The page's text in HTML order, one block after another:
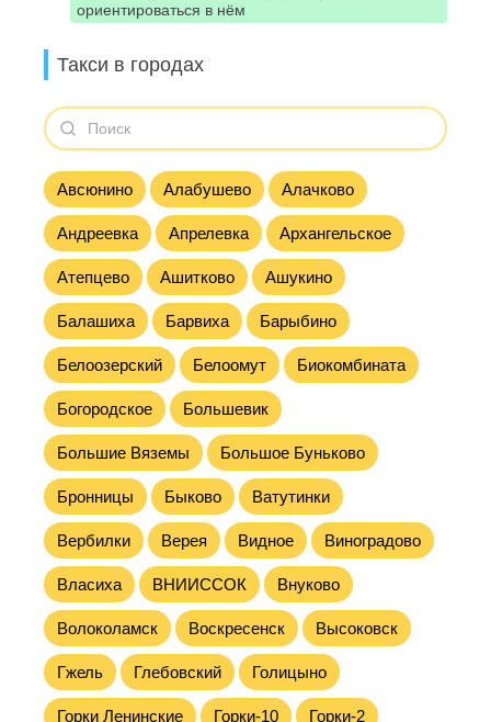
ориентироваться в нём
Такси в городах
Авсюнино Алабушево Алачково
Андреевка Апрелевка Архангельское
Атепцево Ашитково Ашукино
Балашиха Барвиха Барыбино
Белоозерский Белоомут Биокомбината
Богородское Большевик
Большие Вяземы Большое Буньково
Бронницы Быково Ватутинки
Вербилки Верея Видное Виноградово
Власиха ВНИИССОК Внуково
Волоколамск Воскресенск Высоковск
Гжель Глебовский Голицыно
Горки Ленинские Горки-10 Горки-2